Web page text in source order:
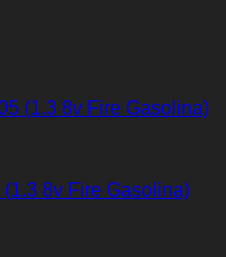
8v Fire Gasolina)